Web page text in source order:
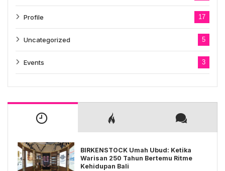
Profile 17
Uncategorized 5
Events 3
BIRKENSTOCK Umah Ubud: Ketika
Warisan 250 Tahun Bertemu Ritme
Kehidupan Bali